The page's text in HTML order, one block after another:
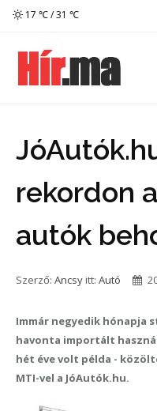
17 ℃ / 31 ℃
rekordon
autók
Szerző: Ancsy itt: Autó
Immár negyedik hónapja
havonta importált
hét éve volt példa -
MTI-vel a JóAutók.hu.